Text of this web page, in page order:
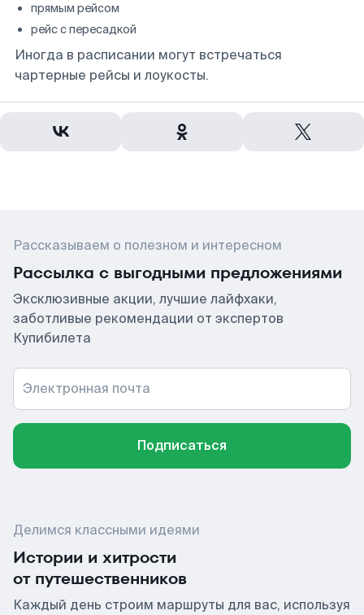
прямым рейсом
рейс с пересадкой
Иногда в расписании могут встречаться
чартерные рейсы и лоукосты.
Рассказываем о полезном и интересном
Рассылка с выгодными предложениями
Эксклюзивные акции, лучшие лайфхаки,
заботливые рекомендации от экспертов
Купибилета
Электронная почта
Подписаться
Делимся классными идеями
Истории и хитрости
от путешественников
Каждый день строим маршруты для вас, используя